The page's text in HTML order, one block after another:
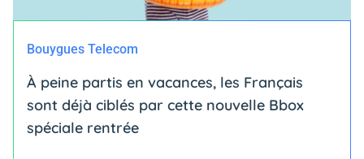
Bouygues Telecom
À peine partis en vacances, les Français
sont déjà ciblés par cette nouvelle Bbox
spéciale rentrée